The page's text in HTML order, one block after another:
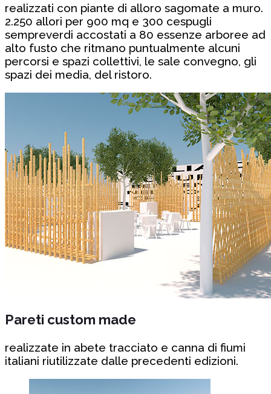
realizzati con piante di alloro sagomate a muro.
2.250 allori per 900 mq e 300 cespugli
sempreverdi accostati a 80 essenze arboree ad
alto fusto che ritmano puntualmente alcuni
percorsi e spazi collettivi, le sale convegno, gli
spazi dei media, del ristoro.
Pareti custom made
realizzate in abete tracciato e canna di fiumi
italiani riutilizzate dalle precedenti edizioni.